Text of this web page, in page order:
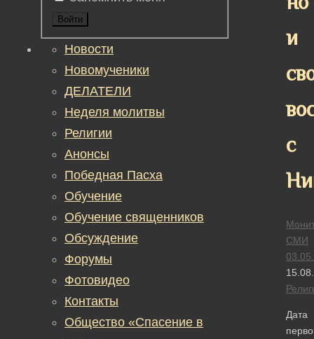
и
с
СМИ
Дата
Войти
Новости
Новомученики
ДЕЛАТЕЛИ
Неделя молитвы
Религии
Анонсы
Победная Пасха
Обучение
Обучение священников
Обсуждение
Форумы
Фотовидео
Контакты
Общество «Спасение в